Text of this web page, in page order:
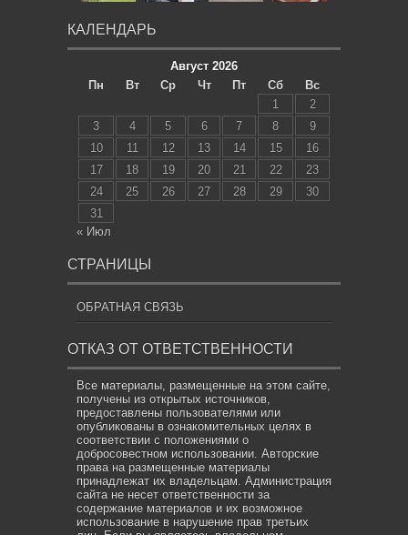
КАЛЕНДАРЬ
Август 2026
Пн
Вт Ср Чт Пт Сб
Вс
1
2
3
4 5 6 7 8
9
10
11 12 13 14 15
16
17
18 19 20 21 22
23
24
25 26 27 28 29
30
31
« Июл
СТРАНИЦЫ
ОБРАТНАЯ СВЯЗЬ
ОТКАЗ ОТ ОТВЕТСТВЕННОСТИ
Все материалы, размещенные на этом сайте,
получены из открытых источников,
предоставлены пользователями или
опубликованы в ознакомительных целях в
соответствии с положениями о
добросовестном использовании. Авторские
права на размещенные материалы
принадлежат их владельцам. Администрация
сайта не несет ответственности за
содержание материалов и их возможное
использование в нарушение прав третьих